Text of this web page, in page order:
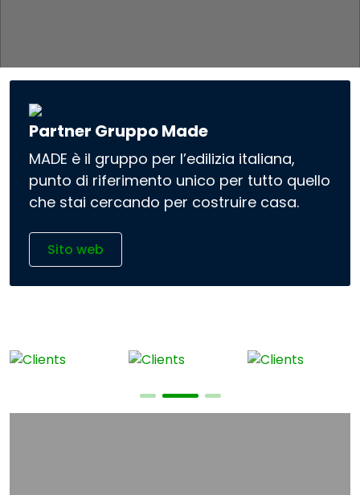
Partner Gruppo Made
MADE è il gruppo per l’edilizia italiana,
punto di riferimento unico per tutto quello
che stai cercando per costruire casa.
Sito web